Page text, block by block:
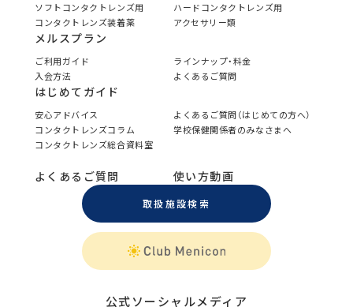
ソフトコンタクトレンズ用
ハードコンタクトレンズ用
コンタクトレンズ装着薬
アクセサリー類
メルスプラン
ご利用ガイド
ラインナップ・料金
入会方法
よくあるご質問
はじめてガイド
安心アドバイス
よくあるご質問（はじめての方へ）
コンタクトレンズコラム
学校保健関係者のみなさまへ
コンタクトレンズ総合資料室
よくあるご質問 使い方動画
取扱施設検索
公式ソーシャルメディア